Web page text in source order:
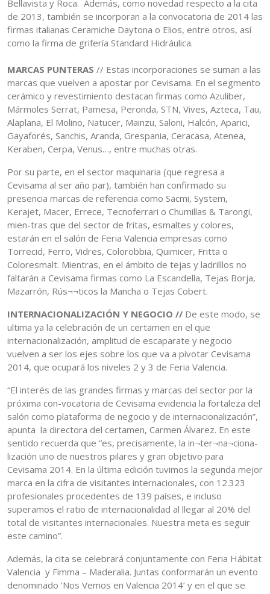
Bellavista y Roca. Además, como novedad respecto a la cita
de 2013, también se incorporan a la convocatoria de 2014 las
firmas italianas Ceramiche Daytona o Elios, entre otros, así
como la firma de grifería Standard Hidráulica.
MARCAS PUNTERAS // Estas incorporaciones se suman a las
marcas que vuelven a apostar por Cevisama. En el segmento
cerámico y revestimiento destacan firmas como Azuliber,
Mármoles Serrat, Pamesa, Peronda, STN, Vives, Azteca, Tau,
Alaplana, El Molino, Natucer, Mainzu, Saloni, Halcón, Aparici,
Gayaforés, Sanchis, Aranda, Grespania, Ceracasa, Atenea,
Keraben, Cerpa, Venus…, entre muchas otras.
Por su parte, en el sector maquinaria (que regresa a
Cevisama al ser año par), también han confirmado su
presencia marcas de referencia como Sacmi, System,
Kerajet, Macer, Errece, Tecnoferrari o Chumillas & Tarongi,
mien-tras que del sector de fritas, esmaltes y colores,
estarán en el salón de Feria Valencia empresas como
Torrecid, Ferro, Vidres, Colorobbia, Quimicer, Fritta o
Coloresmalt. Mientras, en el ámbito de tejas y ladrilllos no
faltarán a Cevisama firmas como La Escandella, Tejas Borja,
Mazarrón, Rús¬¬ticos la Mancha o Tejas Cobert.
INTERNACIONALIZACIÓN Y NEGOCIO // De este modo, se
ultima ya la celebración de un certamen en el que
internacionalización, amplitud de escaparate y negocio
vuelven a ser los ejes sobre los que va a pivotar Cevisama
2014, que ocupará los niveles 2 y 3 de Feria Valencia.
“El interés de las grandes firmas y marcas del sector por la
próxima con-vocatoria de Cevisama evidencia la fortaleza del
salón como plataforma de negocio y de internacionalización”,
apunta la directora del certamen, Carmen Álvarez. En este
sentido recuerda que “es, precisamente, la in¬ter¬na¬ciona-
lización uno de nuestros pilares y gran objetivo para
Cevisama 2014. En la última edición tuvimos la segunda mejor
marca en la cifra de visitantes internacionales, con 12.323
profesionales procedentes de 139 países, e incluso
superamos el ratio de internacionalidad al llegar al 20% del
total de visitantes internacionales. Nuestra meta es seguir
este camino”.
Además, la cita se celebrará conjuntamente con Feria Hábitat
Valencia y Fimma – Maderalia. Juntas conformarán un evento
denominado ‘Nos Vemos en Valencia 2014’ y en el que se